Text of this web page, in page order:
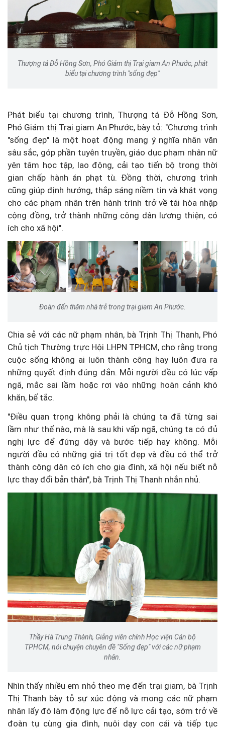
Thượng tá Đỗ Hồng Sơn, Phó Giám thị Trại giam An Phước, phát
biểu tại chương trình "sống đẹp"
Phát biểu tại chương trình, Thượng tá Đỗ Hồng Sơn,
Phó Giám thị Trại giam An Phước, bày tỏ: "Chương trình
"sống đẹp" là một hoạt động mang ý nghĩa nhân văn
sâu sắc, góp phần tuyên truyền, giáo dục phạm nhân nữ
yên tâm học tập, lao động, cải tạo tiến bộ trong thời
gian chấp hành án phạt tù. Đồng thời, chương trình
cũng giúp định hướng, thắp sáng niềm tin và khát vọng
cho các phạm nhân trên hành trình trở về tái hòa nhập
cộng đồng, trở thành những công dân lương thiện, có
ích cho xã hội".
Đoàn đến thăm nhà trẻ trong trại giam An Phước.
Chia sẻ với các nữ phạm nhân, bà Trịnh Thị Thanh, Phó
Chủ tịch Thường trực Hội LHPN TPHCM, cho rằng trong
cuộc sống không ai luôn thành công hay luôn đưa ra
những quyết định đúng đắn. Mỗi người đều có lúc vấp
ngã, mắc sai lầm hoặc rơi vào những hoàn cảnh khó
khăn, bế tắc.
"Điều quan trọng không phải là chúng ta đã từng sai
lầm như thế nào, mà là sau khi vấp ngã, chúng ta có đủ
nghị lực để đứng dậy và bước tiếp hay không. Mỗi
người đều có những giá trị tốt đẹp và đều có thể trở
thành công dân có ích cho gia đình, xã hội nếu biết nỗ
lực thay đổi bản thân", bà Trịnh Thị Thanh nhắn nhủ.
Thầy Hà Trung Thành, Giảng viên chính Học viện Cán bộ
TPHCM, nói chuyện chuyên đề "Sống đẹp" với các nữ phạm
nhân.
Nhìn thấy nhiều em nhỏ theo mẹ đến trại giam, bà Trịnh
Thị Thanh bày tỏ sự xúc động và mong các nữ phạm
nhân lấy đó làm động lực để nỗ lực cải tạo, sớm trở về
đoàn tụ cùng gia đình, nuôi dạy con cái và tiếp tục